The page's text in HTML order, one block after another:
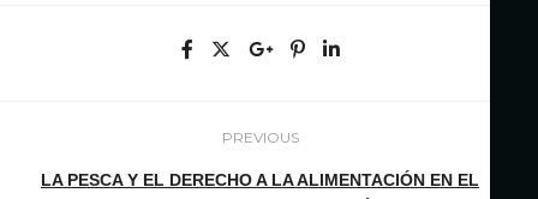
PREVIOUS
LA PESCA Y EL DERECHO A LA ALIMENTACIÓN EN EL